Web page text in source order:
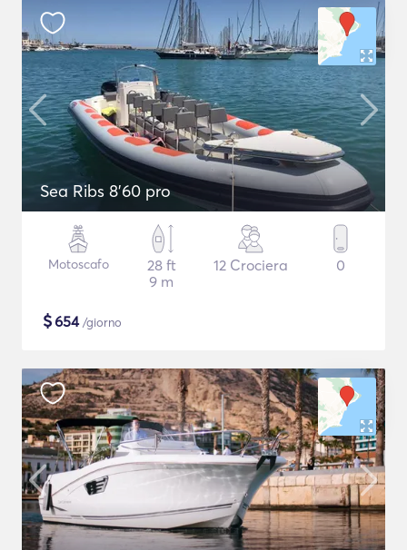
Sea Ribs 8'60 pro
Motoscafo
28 ft
9 m
12 Crociera 0
$654/giorno